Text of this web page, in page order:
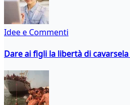
Idee e Commenti
Dare ai figli la libertà di